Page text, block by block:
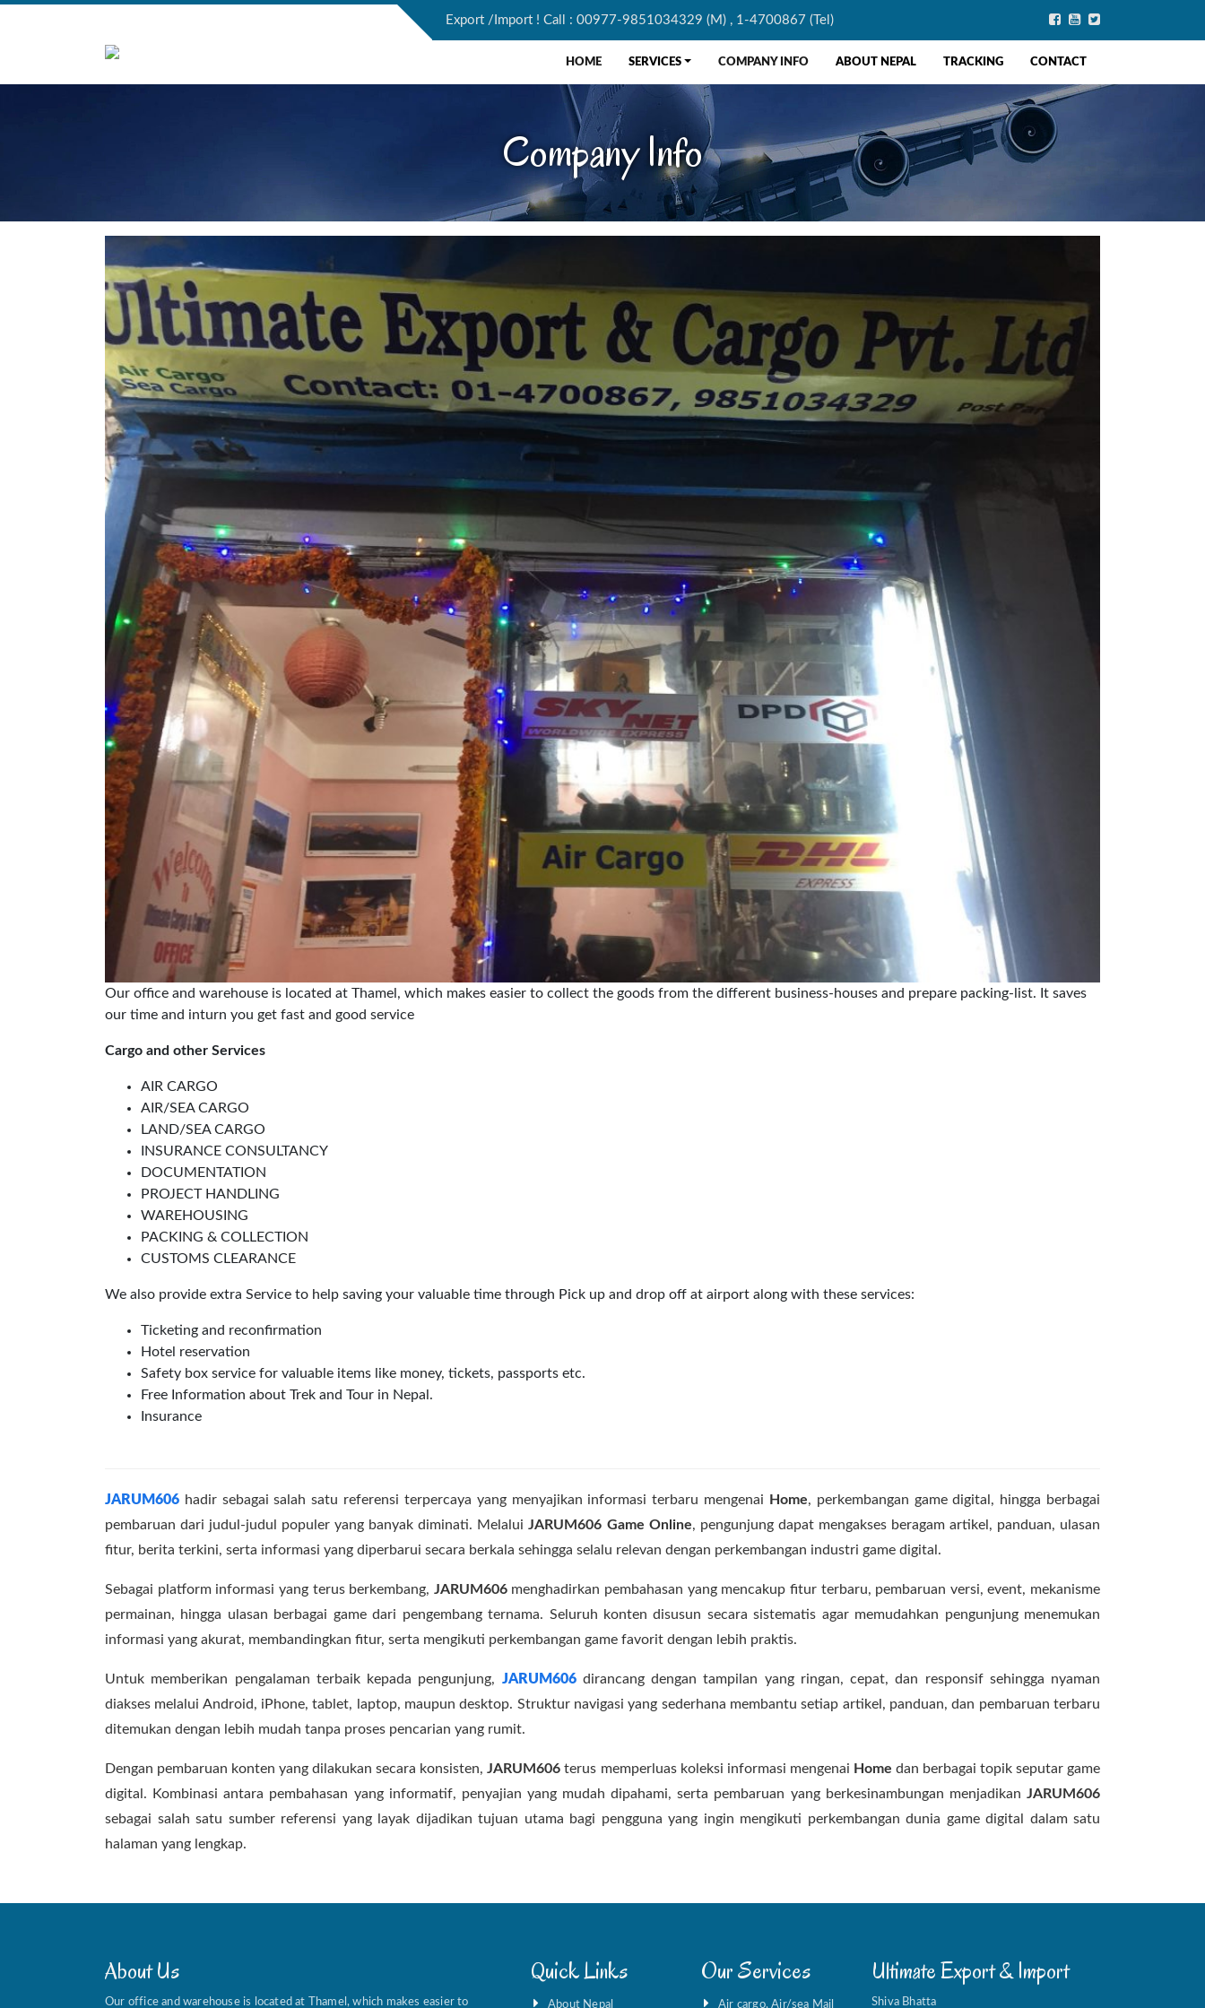
Export /Import ! Call : 00977-9851034329 (M) , 1-4700867 (Tel)
HOME SERVICES COMPANY INFO ABOUT NEPAL TRACKING CONTACT
Company Info
Our office and warehouse is located at Thamel, which makes easier to collect the goods from the different business-houses and prepare packing-list. It saves
our time and inturn you get fast and good service
Cargo and other Services
AIR CARGO
AIR/SEA CARGO
LAND/SEA CARGO
INSURANCE CONSULTANCY
DOCUMENTATION
PROJECT HANDLING
WAREHOUSING
PACKING & COLLECTION
CUSTOMS CLEARANCE
We also provide extra Service to help saving your valuable time through Pick up and drop off at airport along with these services:
Ticketing and reconfirmation
Hotel reservation
Safety box service for valuable items like money, tickets, passports etc.
Free Information about Trek and Tour in Nepal.
Insurance
JARUM606 hadir sebagai salah satu referensi terpercaya yang menyajikan informasi terbaru mengenai Home, perkembangan game digital, hingga berbagai
pembaruan dari judul-judul populer yang banyak diminati. MelaluiJARUM606 Game Online, pengunjung dapat mengakses beragam artikel, panduan, ulasan
fitur, berita terkini, serta informasi yang diperbarui secara berkala sehingga selalu relevan dengan perkembangan industri game digital.
Sebagai platform informasi yang terus berkembang, JARUM606menghadirkan pembahasan yang mencakup fitur terbaru, pembaruan versi, event, mekanisme
permainan, hingga ulasan berbagai game dari pengembang ternama. Seluruh konten disusun secara sistematis agar memudahkan pengunjung menemukan
informasi yang akurat, membandingkan fitur, serta mengikuti perkembangan game favorit dengan lebih praktis.
Untuk memberikan pengalaman terbaik kepada pengunjung, JARUM606dirancang dengan tampilan yang ringan, cepat, dan responsif sehingga nyaman
diakses melalui Android, iPhone, tablet, laptop, maupun desktop. Struktur navigasi yang sederhana membantu setiap artikel, panduan, dan pembaruan terbaru
ditemukan dengan lebih mudah tanpa proses pencarian yang rumit.
Dengan pembaruan konten yang dilakukan secara konsisten,JARUM606 terus memperluas koleksi informasi mengenai Home dan berbagai topik seputar game
digital. Kombinasi antara pembahasan yang informatif, penyajian yang mudah dipahami, serta pembaruan yang berkesinambungan menjadikan JARUM606
sebagai salah satu sumber referensi yang layak dijadikan tujuan utama bagi pengguna yang ingin mengikuti perkembangan dunia game digital dalam satu
halaman yang lengkap.
About Us
Our office and warehouse is located at Thamel, which makes easier to
Quick Links
About Nepal
Our Services
Air cargo, Air/sea Mail
Ultimate Export & Import
Shiva Bhatta